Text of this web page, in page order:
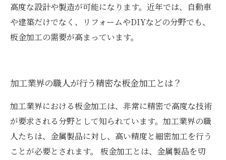
高度な設計や製造が可能になります。近年では、自動車
や建築だけでなく、リフォームやDIYなどの分野でも、
板金加工の需要が高まっています。
加工業界の職人が行う精密な板金加工とは？
加工業界における板金加工は、非常に精密で高度な技術
が要求される分野として知られています。加工業界の職
人たちは、金属製品に対し、高い精度と細密加工を行う
ことが必要とされます。 板金加工とは、金属製品を切